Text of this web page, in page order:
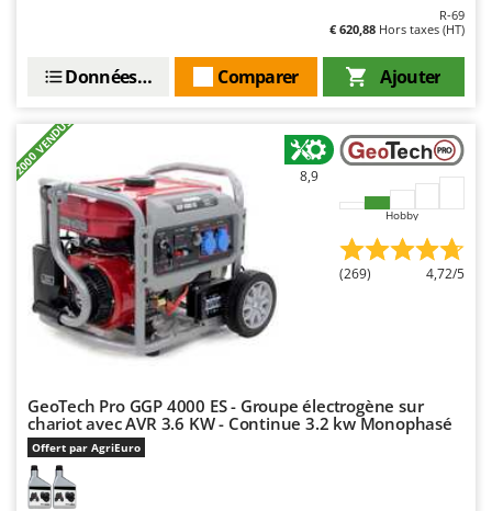
R-69
€ 620,88 Hors taxes (HT)
Ajouter
Comparer
Données techniques
+2000 VENDUS 8,9
Hobby
(269) 4,72/5
GeoTech Pro GGP 4000 ES - Groupe électrogène sur
chariot avec AVR 3.6 KW - Continue 3.2 kw Monophasé
Offert par AgriEuro